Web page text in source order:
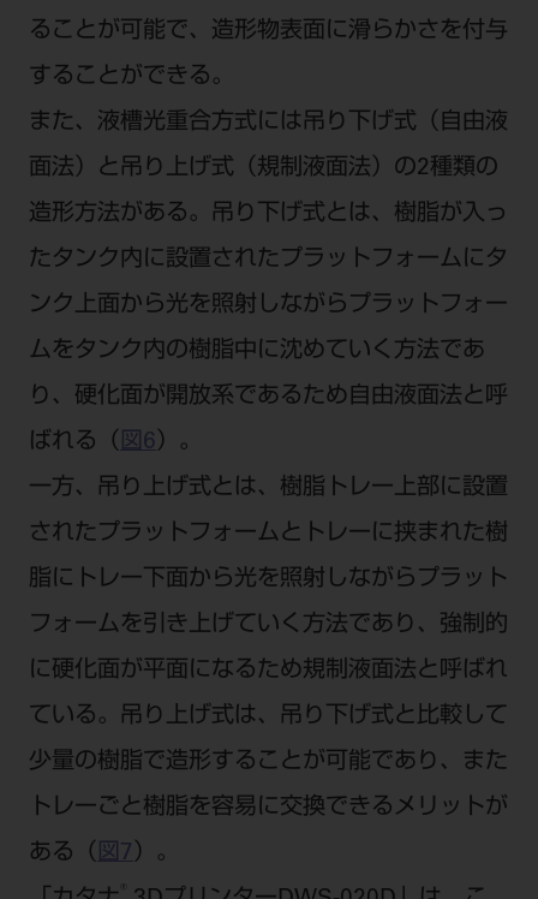
ることが可能で、造形物表面に滑らかさを付与
することができる。
また、液槽光重合方式には吊り下げ式（自由液
面法）と吊り上げ式（規制液面法）の2種類の
造形方法がある。吊り下げ式とは、樹脂が入っ
たタンク内に設置されたプラットフォームにタ
ンク上面から光を照射しながらプラットフォー
ムをタンク内の樹脂中に沈めていく方法であ
り、硬化面が開放系であるため自由液面法と呼
ばれる（ 図6）。
一方、吊り上げ式とは、樹脂トレー上部に設置
されたプラットフォームとトレーに挟まれた樹
脂にトレー下面から光を照射しながらプラット
フォームを引き上げていく方法であり、強制的
に硬化面が平面になるため規制液面法と呼ばれ
ている。吊り上げ式は、吊り下げ式と比較して
少量の樹脂で造形することが可能であり、また
トレーごと樹脂を容易に交換できるメリットが
ある（ 図7 ）。